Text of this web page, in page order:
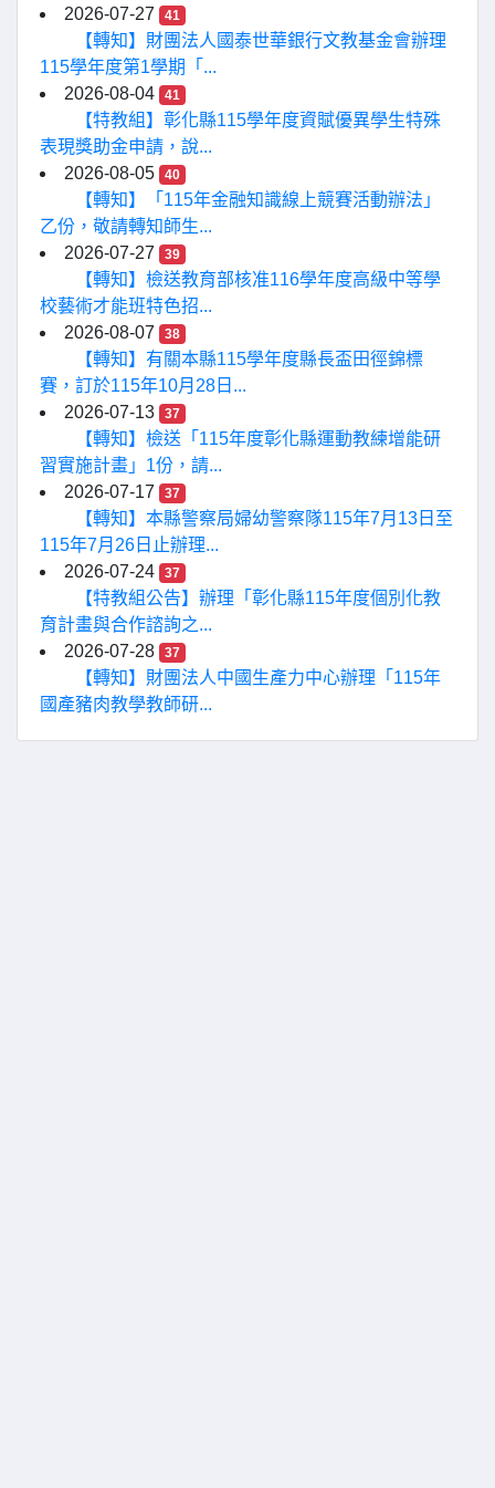
2026-07-27 41
【轉知】財團法人國泰世華銀行文教基金會辦理
115學年度第1學期「...
2026-08-04
41
【特教組】彰化縣115學年度資賦優異學生特殊
表現獎助金申請，說...
2026-08-05
40
【轉知】「115年金融知識線上競賽活動辦法」
乙份，敬請轉知師生...
2026-07-27
39
【轉知】檢送教育部核准116學年度高級中等學
校藝術才能班特色招...
2026-08-07
38
【轉知】有關本縣115學年度縣長盃田徑錦標
賽，訂於115年10月28日...
2026-07-13
37
【轉知】檢送「115年度彰化縣運動教練增能研
習實施計畫」1份，請...
2026-07-17
37
【轉知】本縣警察局婦幼警察隊115年7月13日至
115年7月26日止辦理...
2026-07-24
37
【特教組公告】辦理「彰化縣115年度個別化教
育計畫與合作諮詢之...
2026-07-28
37
【轉知】財團法人中國生產力中心辦理「115年
國產豬肉教學教師研...